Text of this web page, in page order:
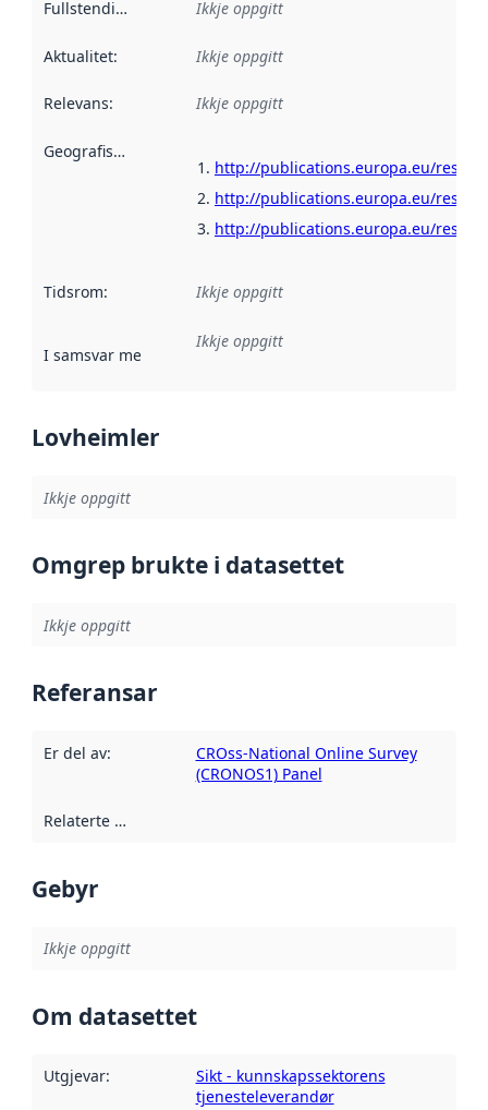
Fullstendigheit Ikkje oppgitt
Aktualitet: Ikkje oppgitt
Relevans: Ikkje oppgitt
Geografisk område
http://publications.europa.eu/
http://publications.europa.eu/
http://publications.europa.eu/
Tidsrom: Ikkje oppgitt
I samsvar med Referanse til ei implementeringsregel eller
Ikkje oppgitt
Lovheimler
Ikkje oppgitt
Omgrep brukte i datasettet
Ikkje oppgitt
Referansar
Er del av:
CROss-National Online Survey
(CRONOS1) Panel
Relaterte ressursar
Gebyr
Ikkje oppgitt
Om datasettet
Utgjevar:
Sikt - kunnskapssektorens
tjenesteleverandør